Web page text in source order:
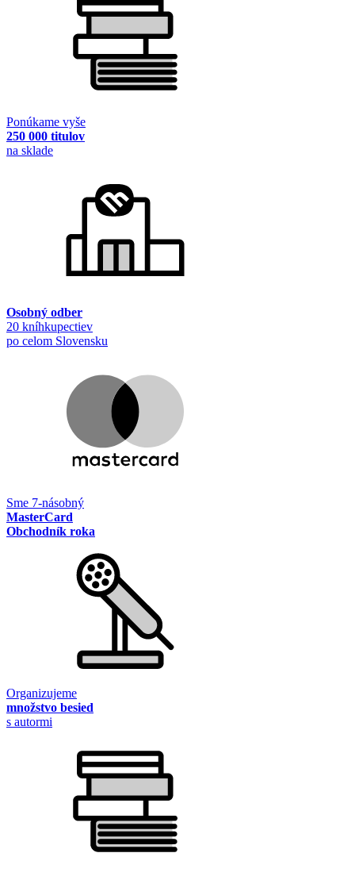
Ponúkame vyše
250 000 titulov
na sklade
Osobný odber
20 kníhkupectiev
po celom Slovensku
Sme 7-násobný
MasterCard
Obchodník roka
Organizujeme
množstvo besied
s autormi